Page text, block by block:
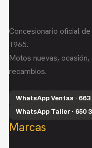
Concesionario oficial
1965.
Motos nuevas,
recambios.
WhatsApp Ventas · 663
WhatsApp Taller · 650
Marcas